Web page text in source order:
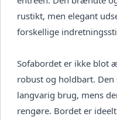
rustikt, men elegant
forskellige
Sofabordet er ikke blot
robust og holdbart.
langvarig brug, mens
rengøre. Bordet er